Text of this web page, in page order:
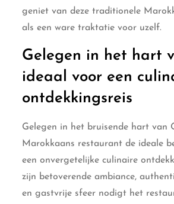
geniet van deze traditionele
als een ware traktatie voor uzelf.
Gelegen in het hart
ideaal voor een
ontdekkingsreis
Gelegen in het bruisende hart van
Marokkaans restaurant de ideale
een onvergetelijke culinaire
zijn betoverende ambiance,
en gastvrije sfeer nodigt het